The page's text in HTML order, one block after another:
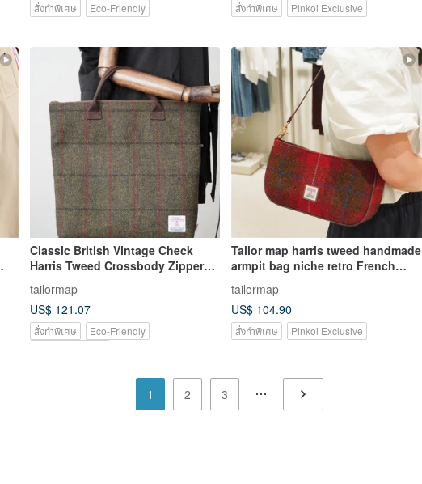
สั่งทำพิเศษ Eco-Friendly สั่งทำพิเศษ Pinkoi Exclusive
Classic British Vintage Check
Harris Tweed Crossbody Zipper
Commuter, Sport, Casual, Multi-
color
tailormap
US$ 121.07
สั่งทำพิเศษ
Eco-Friendly
Tailor map harris tweed handmade
armpit bag niche retro French
tailormap
US$ 104.90
สั่งทำพิเศษ Pinkoi Exclusive
1 2 3